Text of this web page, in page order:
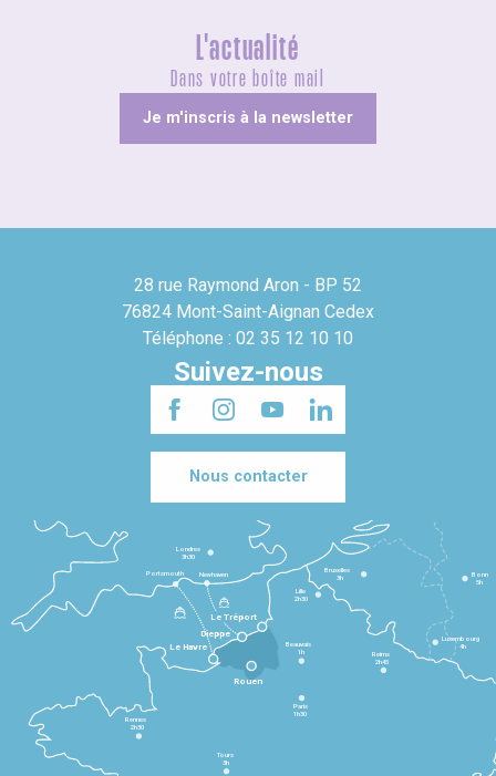
L'actualité
Dans votre boîte mail
Je m'inscris à la newsletter
28 rue Raymond Aron - BP 52
76824 Mont-Saint-Aignan Cedex
Téléphone : 02 35 12 10 10
Suivez-nous
Nous contacter
Le Havre
Dieppe
Le Tréport
Rennes
2h30
Tours
3h
Paris
1h30
Beauvais
1h
Reims
2h45
Lille
2h30
Bruxelles
3h
Londres
3h30
Newhaven
Portsmouth
Bonn
5h
Luxembourg
4h
Rouen